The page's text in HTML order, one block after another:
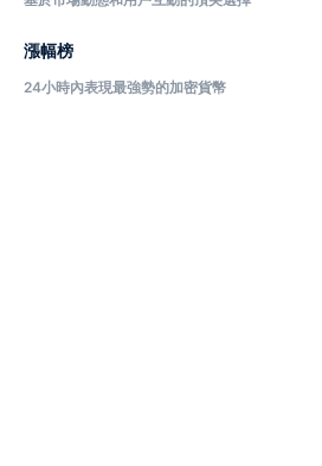
漲幅榜
24小時內表現最強勢的加密貨幣